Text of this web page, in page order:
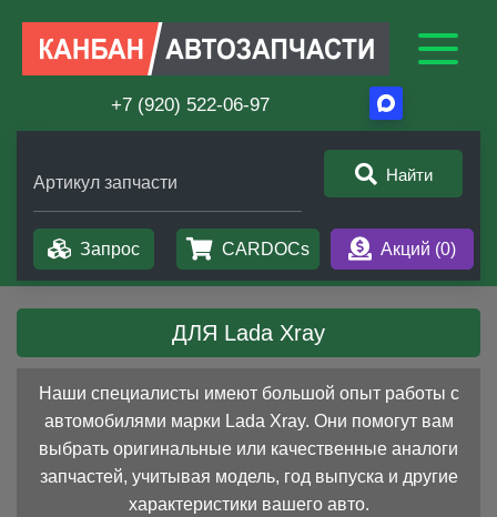
+7 (920) 522-06-97
Артикул запчасти Найти
Запрос CARDOCs Акций (0)
ДЛЯ Lada Xray
Наши специалисты имеют большой опыт работы с
автомобилями марки Lada Xray. Они помогут вам
выбрать оригинальные или качественные аналоги
запчастей, учитывая модель, год выпуска и другие
характеристики вашего авто.